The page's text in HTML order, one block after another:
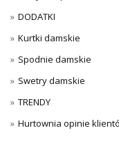
DODATKI
Kurtki damskie
Spodnie damskie
Swetry damskie
TRENDY
Hurtownia opinie